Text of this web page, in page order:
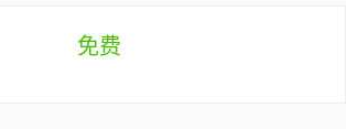
免费